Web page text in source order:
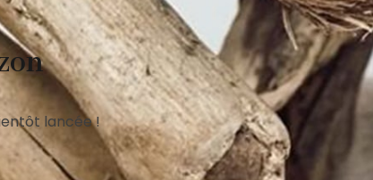
lancée !